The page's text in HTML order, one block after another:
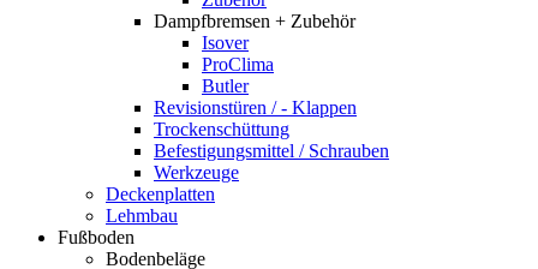
Dampfbremsen + Zubehör
Isover
ProClima
Butler
Revisionstüren / - Klappen
Trockenschüttung
Befestigungsmittel / Schrauben
Werkzeuge
Deckenplatten
Lehmbau
Fußboden
Bodenbeläge